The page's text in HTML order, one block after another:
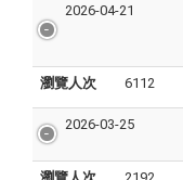
2026-04-21
瀏覽人次 6112
2026-03-25